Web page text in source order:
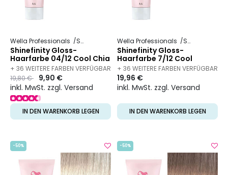
Wella Professionals Shinefinity
Shinefinity Gloss-
Haarfarbe 04/12 Cool Chia
+ 36 WEITERE FARBEN VERFÜGBAR
Preis
19,80 €to 9,90 €
inkl. MwSt. zzgl. Versand
IN DEN WARENKORB LEGEN
Wella Professionals Shinefinity
Shinefinity Gloss-
Haarfarbe 7/12 Cool
Mushroom
+ 36 WEITERE FARBEN VERFÜGBAR
19,96 €
inkl. MwSt. zzgl. Versand
IN DEN WARENKORB LEGEN
-50% -50%